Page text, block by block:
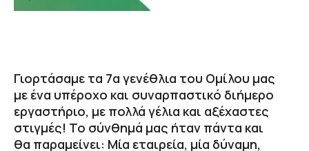
Γιορτάσαμε τα 7α γενέθλια του Ομίλου μας
με ένα υπέροχο και συναρπαστικό διήμερο
εργαστήριο, με πολλά γέλια και αξέχαστες
στιγμές! Το σύνθημά μας ήταν πάντα και
θα παραμείνει: Μία εταιρεία, μία δύναμη,